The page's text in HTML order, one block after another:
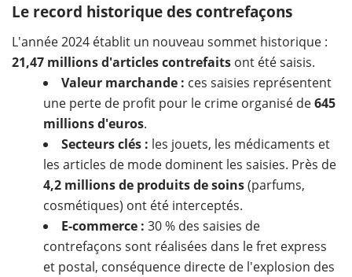
Le record historique des contrefaçons
L'année 2024 établit un nouveau sommet historique :
21,47 millions d'articles contrefaits ont été saisis.
Valeur marchande : ces saisies représentent
une perte de profit pour le crime organisé de645
millions d'euros.
Secteurs clés : les jouets, les médicaments et
les articles de mode dominent les saisies. Près de
4,2 millions de produits de soins(parfums,
cosmétiques) ont été interceptés.
E-commerce : 30 % des saisies de
contrefaçons sont réalisées dans le fret express
et postal, conséquence directe de l'explosion des